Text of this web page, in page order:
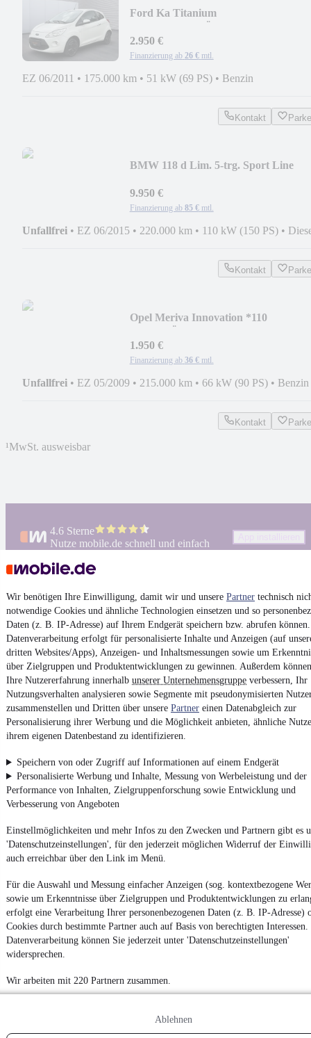
Wir benötigen Ihre Einwilligung, damit wir und unsere Partner technisch
notwendige Cookies und ähnliche Technologien einsetzen und so
Daten (z. B. IP-Adresse) auf Ihrem Endgerät speichern bzw. abrufen
Datenverarbeitung erfolgt für personalisierte Inhalte und Anzeigen (auf
dritten Websites/Apps), Anzeigen- und Inhaltsmessungen sowie um
über Zielgruppen und Produktentwicklungen zu gewinnen. Außerdem
Ihre Nutzererfahrung innerhalb unserer Unternehmensgruppe verbessern, Ihr
Nutzungsverhalten analysieren sowie Segmente mit pseudonymisierten
zusammenstellen und Dritten über unsere Partner einen Datenabgleich zur
Personalisierung ihrer Werbung und die Möglichkeit anbieten, ähnliche
ihrem eigenen Datenbestand zu identifizieren.
Speichern von oder Zugriff auf Informationen auf einem Endgerät
Personalisierte Werbung und Inhalte, Messung von Werbeleistung und der
Performance von Inhalten, Zielgruppenforschung sowie Entwicklung und
Verbesserung von Angeboten
Einstellmöglichkeiten und mehr Infos zu den Zwecken und Partnern gibt es
'Datenschutzeinstellungen', für den jederzeit möglichen Widerruf der
auch erreichbar über den Link im Menü.
Für die Auswahl und Messung einfacher Anzeigen (sog. kontextbezogene
sowie um Erkenntnisse über Zielgruppen und Produktentwicklungen zu
erfolgt eine Verarbeitung Ihrer personenbezogenen Daten (z. B. IP-Adresse)
Cookies durch bestimmte Partner auch auf Basis von berechtigten Interessen.
Datenverarbeitung können Sie jederzeit unter 'Datenschutzeinstellungen'
widersprechen.
Wir arbeiten mit 220 Partnern zusammen.
Ablehnen
Ford Ka Titanium
NEU*KLIMA*ZV*
2.950 €
Finanzierung ab 26 € mtl.
EZ 06/2011 • 175.000 km • 51 kW (69 PS) • Benzin
Kontakt
BMW 118 d Lim. 5-trg. Sport Line
9.950 €
Finanzierung ab 85 € mtl.
Unfallfrei • EZ 06/2015 • 220.000 km • 110 kW (150 PS) •
Kontakt
Opel Meriva Innovation *110
1.950 €
Finanzierung ab 36 € mtl.
Unfallfrei • EZ 05/2009 • 215.000 km • 66 kW (90 PS) • Benzin
Kontakt
¹MwSt. ausweisbar
4.6 Sterne
Nutze mobile.de schnell und einfach
Impressum
AGB
Vertrag widerrufen
Datenschutz
Datenschutzeinstellungen
Erklärung zur Barrierefreiheit
Report Security Vulnerability (English)
Von Auto verkaufenüberE-BikesundGebrauchtwagen: